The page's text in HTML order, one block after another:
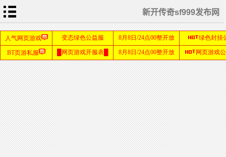
新开传奇sf999发布网
首
页
游
戏
攻
略
私
服
教
程
游
戏
资
讯